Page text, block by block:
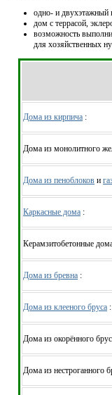
одно- и двухэтажный
дом с террасой,
возможность
для хозяйственных
Дома из кирпича :
Дома из монолитного
Дома из пеноблоков и
Каркасные дома :
Керамзитобетонные
Дома из бревна :
Дома из клееного бруса :
Дома из окорённого
Дома из нестроганного